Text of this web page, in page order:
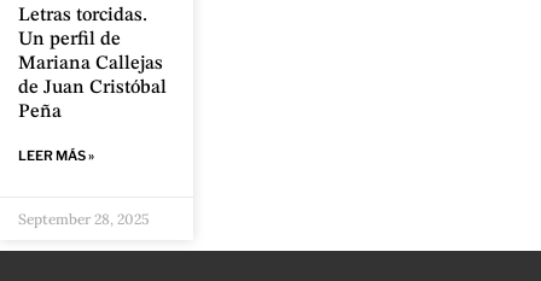
Letras torcidas.
Un perfil de
Mariana Callejas
de Juan Cristóbal
Peña
LEER MÁS »
September 28, 2025